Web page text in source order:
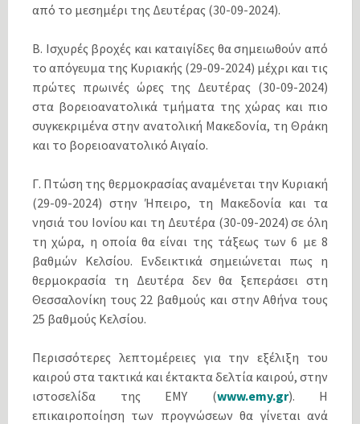
από το μεσημέρι της Δευτέρας (30-09-2024).
Β. Ισχυρές βροχές και καταιγίδες θα σημειωθούν από
το απόγευμα της Κυριακής (29-09-2024) μέχρι και τις
πρώτες πρωινές ώρες της Δευτέρας (30-09-2024)
στα βορειοανατολικά τμήματα της χώρας και πιο
συγκεκριμένα στην ανατολική Μακεδονία, τη Θράκη
και το βορειοανατολικό Αιγαίο.
Γ. Πτώση της θερμοκρασίας αναμένεται την Κυριακή
(29-09-2024) στην Ήπειρο, τη Μακεδονία και τα
νησιά του Ιονίου και τη Δευτέρα (30-09-2024) σε όλη
τη χώρα, η οποία θα είναι της τάξεως των 6 με 8
βαθμών Κελσίου. Ενδεικτικά σημειώνεται πως η
θερμοκρασία τη Δευτέρα δεν θα ξεπεράσει στη
Θεσσαλονίκη τους 22 βαθμούς και στην Αθήνα τους
25 βαθμούς Κελσίου.
Περισσότερες λεπτομέρειες για την εξέλιξη του
καιρού στα τακτικά και έκτακτα δελτία καιρού, στην
ιστοσελίδα της ΕΜΥ (www.emy.gr). Η
επικαιροποίηση των προγνώσεων θα γίνεται ανά